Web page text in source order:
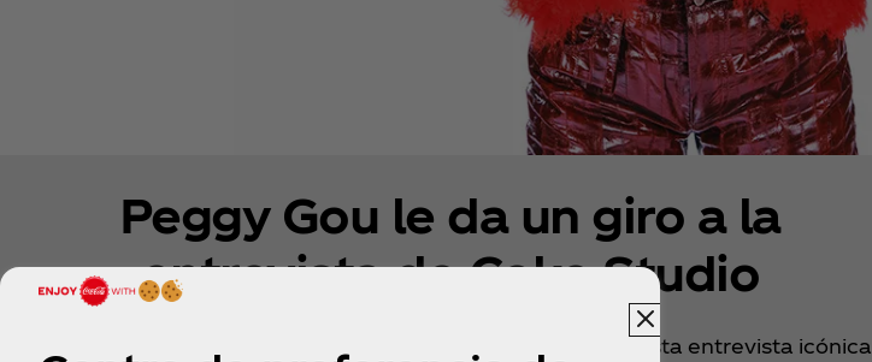
Peggy Gou le da un giro a la
entrevista de Coke Studio
Conoce los básicos de Peggy Gou cuando sale de gira, en esta entrevista icónica